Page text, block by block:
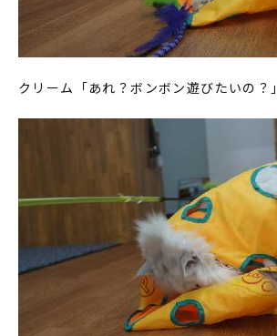
クリーム「あれ？ボンボン遊びたいの？」